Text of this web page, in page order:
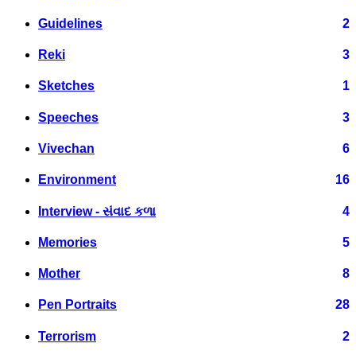
Guidelines 2
Reki 3
Sketches 1
Speeches 3
Vivechan 6
Environment 16
Interview - સંવાદ કળા 4
Memories 5
Mother 8
Pen Portraits 28
Terrorism 2